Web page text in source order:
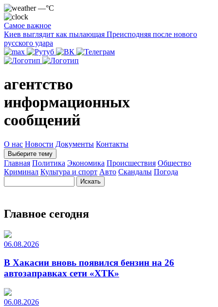
—°C
Самое важное
Киев выглядит как пылающая Преисподняя после нового
русского удара
агентство
информационных
сообщений
О нас Новости Документы Контакты
Выберите тему
Главная Политика Экономика Происшествия Общество
Криминал Культура и спорт Авто Скандалы Погода
Главное сегодня
06.08.2026
В Хакасии вновь появился бензин на 26
автозаправках сети «ХТК»
06.08.2026